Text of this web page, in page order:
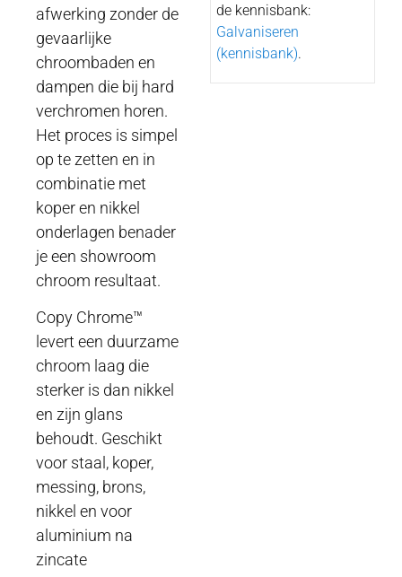
afwerking zonder de
gevaarlijke
chroombaden en
dampen die bij hard
verchromen horen.
Het proces is simpel
op te zetten en in
combinatie met
koper en nikkel
onderlagen benader
je een showroom
chroom resultaat.
Copy Chrome™
levert een duurzame
chroom laag die
sterker is dan nikkel
en zijn glans
behoudt. Geschikt
voor staal, koper,
messing, brons,
nikkel en voor
aluminium na
zincate
de kennisbank:
Galvaniseren
(kennisbank).